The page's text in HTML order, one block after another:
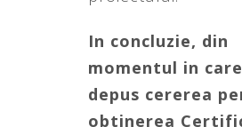
In concluzie, din
momentul in
depus cererea
obtinerea